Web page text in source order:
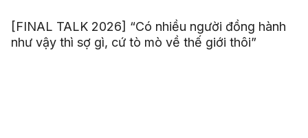
[FINAL TALK 2026] “Có nhiều người đồng hành
như vậy thì sợ gì, cứ tò mò về thế giới thôi”